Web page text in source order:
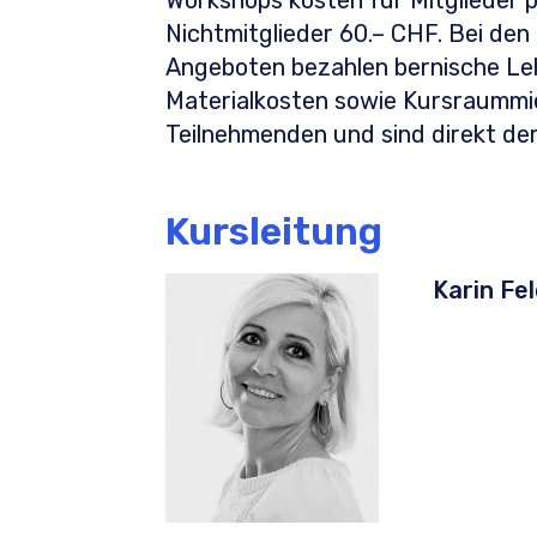
Nichtmitglieder 60.– CHF. Bei
Angeboten bezahlen bernische
Materialkosten sowie
Teilnehmenden und sind direkt
Kursleitung
Karin